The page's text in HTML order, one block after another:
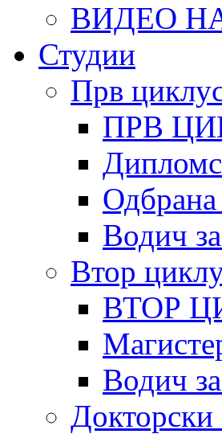
ВИДЕО
Студии
Прв
ПРВ
Водич
Втор
ВТОР
Водич
Докторски